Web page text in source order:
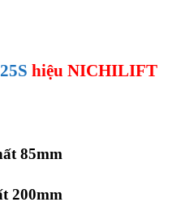
hiệu NICHILIFT
85mm
200mm